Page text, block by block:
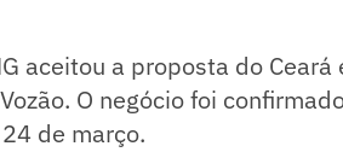
aceitou a proposta do
O negócio foi
de março.